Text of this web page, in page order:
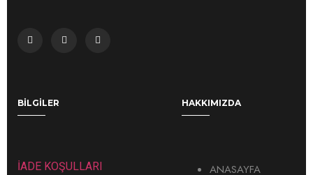
BILGILER
İADE KOŞULLARI
HAKKIMIZDA
ANASAYFA